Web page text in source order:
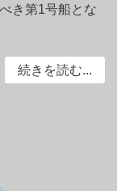
き第1号船とな
続きを読む...